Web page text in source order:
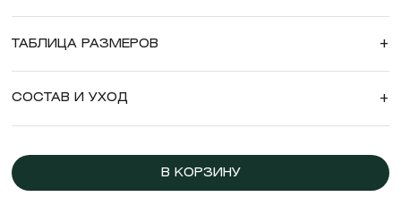
ТАБЛИЦА РАЗМЕРОВ +
СОСТАВ И УХОД +
В КОРЗИНУ